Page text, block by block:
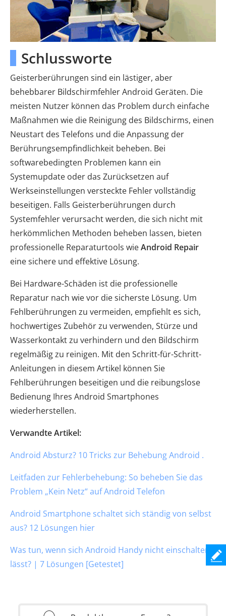
Schlussworte
Geisterberührungen sind ein lästiger, aber
behebbarer Bildschirmfehler Android Geräten. Die
meisten Nutzer können das Problem durch einfache
Maßnahmen wie die Reinigung des Bildschirms, einen
Neustart des Telefons und die Anpassung der
Berührungsempfindlichkeit beheben. Bei
softwarebedingten Problemen kann ein
Systemupdate oder das Zurücksetzen auf
Werkseinstellungen versteckte Fehler vollständig
beseitigen. Falls Geisterberührungen durch
Systemfehler verursacht werden, die sich nicht mit
herkömmlichen Methoden beheben lassen, bieten
professionelle Reparaturtools wieAndroid Repair
eine sichere und effektive Lösung.
Bei Hardware-Schäden ist die professionelle
Reparatur nach wie vor die sicherste Lösung. Um
Fehlberührungen zu vermeiden, empfiehlt es sich,
hochwertiges Zubehör zu verwenden, Stürze und
Wasserkontakt zu verhindern und den Bildschirm
regelmäßig zu reinigen. Mit den Schritt-für-Schritt-
Anleitungen in diesem Artikel können Sie
Fehlberührungen beseitigen und die reibungslose
Bedienung Ihres Android Smartphones
wiederherstellen.
Verwandte Artikel:
Android Absturz? 10 Tricks zur Behebung Android .
Leitfaden zur Fehlerbehebung: So beheben Sie das
Problem „Kein Netz“ auf Android Telefon
Android Smartphone schaltet sich ständig von selbst
aus? 12 Lösungen hier
Was tun, wenn sich Android Handy nicht einschalten
lässt? | 7 Lösungen [Getestet]